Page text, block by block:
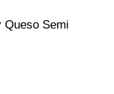
Queso Semi